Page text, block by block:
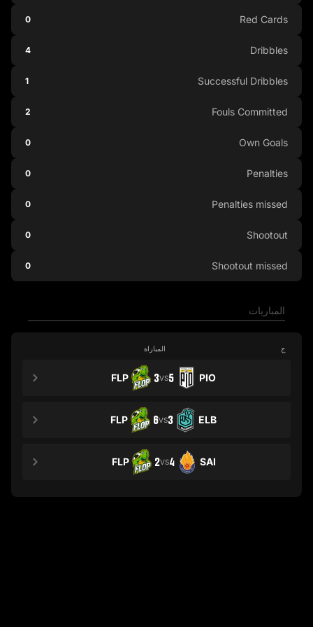
المباريات
ج المباراة
PIO
5
VS
3
FLP
ELB
3
VS
6
FLP
SAI
4
VS
2
FLP
Red Cards
0
Dribbles
4
Successful Dribbles
1
Fouls Committed
2
Own Goals
0
Penalties
0
Penalties missed
0
Shootout
0
Shootout missed
0